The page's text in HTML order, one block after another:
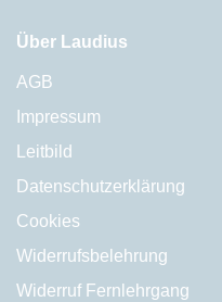
Über Laudius
AGB
Impressum
Leitbild
Datenschutzerklärung
Cookies
Widerrufsbelehrung
Widerruf Fernlehrgang